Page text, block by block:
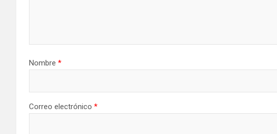
Nombre *
Correo electrónico *